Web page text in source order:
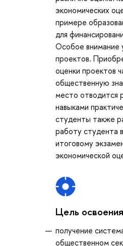
экономических
примере
для
Особое внимание
проектов.
оценки проектов
общественную
место отводится
навыками
студенты также
работу студента
итоговому
экономической
Цель
получение
общественном